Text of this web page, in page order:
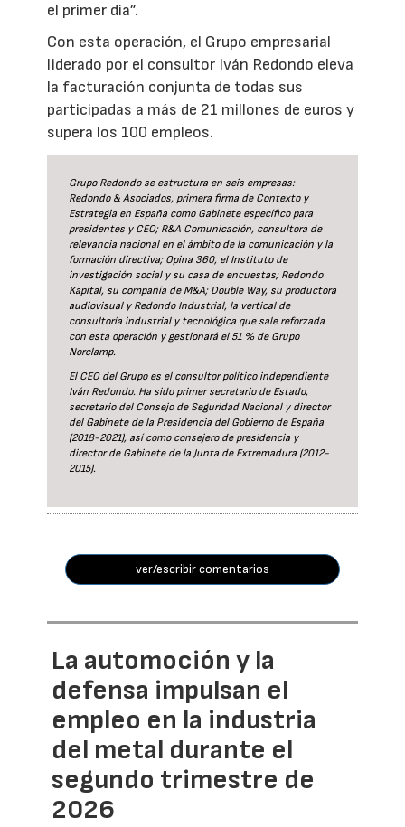
el primer día”.
Con esta operación, el Grupo empresarial
liderado por el consultor Iván Redondo eleva
la facturación conjunta de todas sus
participadas a más de 21 millones de euros y
supera los 100 empleos.
Grupo Redondo se estructura en seis empresas:
Redondo & Asociados, primera firma de Contexto y
Estrategia en España como Gabinete específico para
presidentes y CEO; R&A Comunicación, consultora de
relevancia nacional en el ámbito de la comunicación y la
formación directiva; Opina 360, el Instituto de
investigación social y su casa de encuestas; Redondo
Kapital, su compañía de M&A; Double Way, su productora
audiovisual y Redondo Industrial, la vertical de
consultoría industrial y tecnológica que sale reforzada
con esta operación y gestionará el 51 % de Grupo
Norclamp.
El CEO del Grupo es el consultor político independiente
Iván Redondo. Ha sido primer secretario de Estado,
secretario del Consejo de Seguridad Nacional y director
del Gabinete de la Presidencia del Gobierno de España
(2018-2021), así como consejero de presidencia y
director de Gabinete de la Junta de Extremadura (2012-
2015).
ver/escribir comentarios
La automoción y la
defensa impulsan el
empleo en la industria
del metal durante el
segundo trimestre de
2026